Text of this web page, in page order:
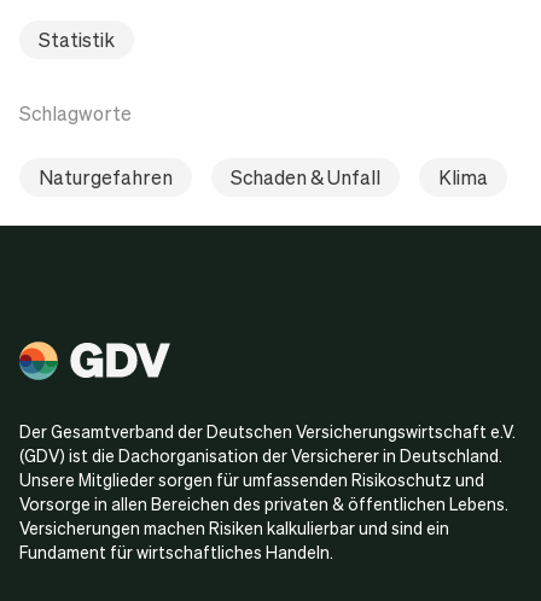
Statistik
Schlagworte
Naturgefahren Schaden & Unfall Klima
Der Gesamtverband der Deutschen Versicherungswirtschaft e.V.
(GDV) ist die Dachorganisation der Versicherer in Deutschland.
Unsere Mitglieder sorgen für umfassenden Risikoschutz und
Vorsorge in allen Bereichen des privaten & öffentlichen Lebens.
Versicherungen machen Risiken kalkulierbar und sind ein
Fundament für wirtschaftliches Handeln.